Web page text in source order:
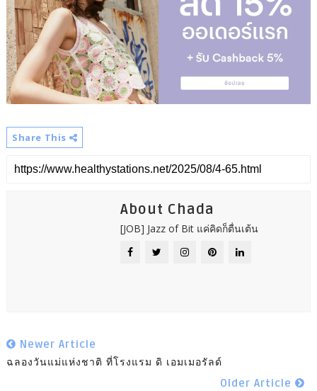
Share This
About Chada
[JOB] Jazz of Bit แค่คิดก็ตื่นเต้น
Newer Article
ฉลองวันแม่แห่งชาติ ที่โรงแรม ดิ เอมเมอรัลด์
Older Article